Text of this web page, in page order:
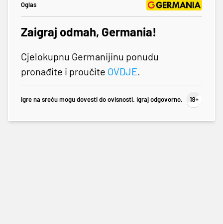
Oglas
Zaigraj odmah, Germania!
Cjelokupnu Germanijinu ponudu
pronađite i proučite OVDJE.
Igre na sreću mogu dovesti do ovisnosti. Igraj odgovorno.